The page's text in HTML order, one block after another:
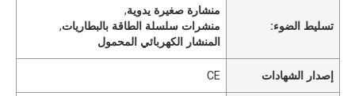
تسليط الضوء:
منشارة صغيرة يدوية,
منشرات سلسلة الطاقة بالبطاريات,
المنشار الكهربائي المحمول
إصدار الشهادات CE